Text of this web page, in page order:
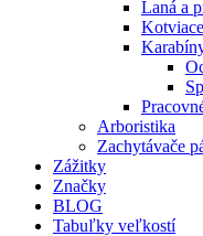
Laná a
Arboristika
Zachytávače
Zážitky
Značky
BLOG
Tabuľky veľkostí